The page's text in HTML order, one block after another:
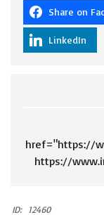
Share on
LinkedIn
href="https://
https://
ID:
12460